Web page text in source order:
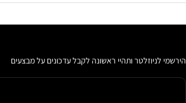
הירשמי לניוזלטר ותהיי ראשונה לקבל עדכונים על מבצעים